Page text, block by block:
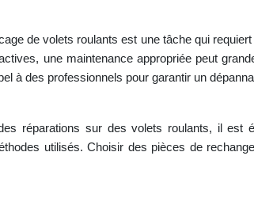
de volets roulants est une tâche qui
une maintenance appropriée peut
à des professionnels pour garantir un
réparations sur des volets roulants, il est
utilisés. Choisir des pièces de